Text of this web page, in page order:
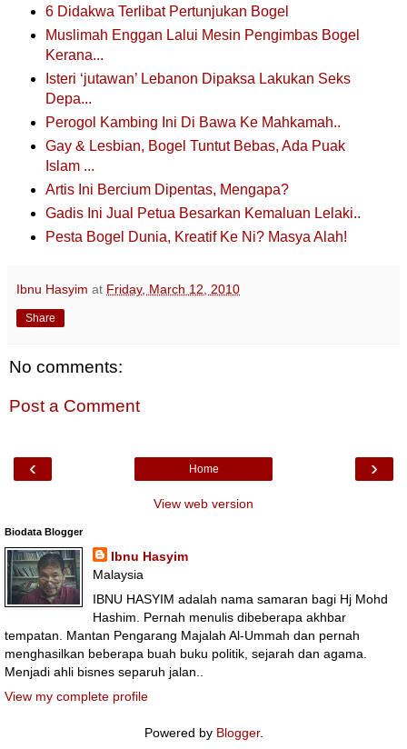
6 Didakwa Terlibat Pertunjukan Bogel
Muslimah Enggan Lalui Mesin Pengimbas Bogel
Kerana...
Isteri ‘jutawan’ Lebanon Dipaksa Lakukan Seks
Depa...
Perogol Kambing Ini Di Bawa Ke Mahkamah..
Gay & Lesbian, Bogel Tuntut Bebas, Ada Puak
Islam ...
Artis Ini Bercium Dipentas, Mengapa?
Gadis Ini Jual Petua Besarkan Kemaluan Lelaki..
Pesta Bogel Dunia, Kreatif Ke Ni? Masya Alah!
Ibnu Hasyim at Friday, March 12, 2010
Share
No comments:
Post a Comment
‹ ›
Home
View web version
Biodata Blogger
Ibnu Hasyim
Malaysia
IBNU HASYIM adalah nama samaran bagi Hj Mohd
Hashim. Pernah menulis dibeberapa akhbar
tempatan. Mantan Pengarang Majalah Al-Ummah dan pernah
menghasilkan beberapa buah buku politik, sejarah dan agama.
Menjadi ahli bisnes separuh jalan..
View my complete profile
Powered by Blogger.